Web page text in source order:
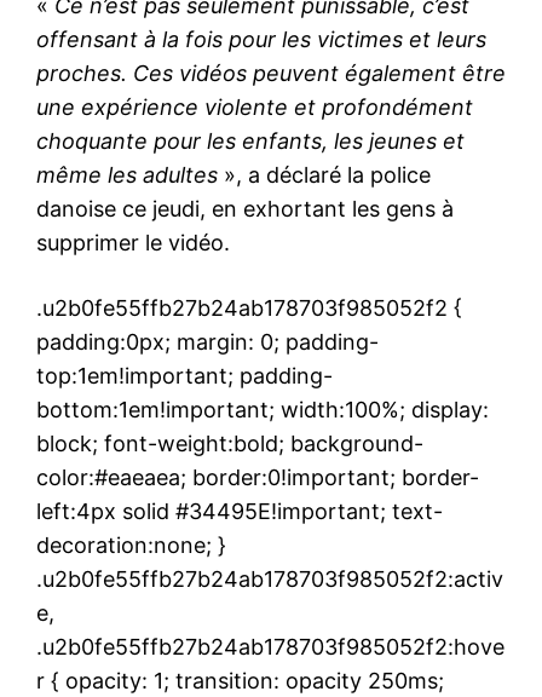
« Ce n’est pas seulement punissable, c’est
offensant à la fois pour les victimes et leurs
proches. Ces vidéos peuvent également être
une expérience violente et profondément
choquante pour les enfants, les jeunes et
même les adultes », a déclaré la police
danoise ce jeudi, en exhortant les gens à
supprimer le vidéo.
.u2b0fe55ffb27b24ab178703f985052f2 {
padding:0px; margin: 0; padding-
top:1em!important; padding-
bottom:1em!important; width:100%; display:
block; font-weight:bold; background-
color:#eaeaea; border:0!important; border-
left:4px solid #34495E!important; text-
decoration:none; }
.u2b0fe55ffb27b24ab178703f985052f2:activ
e,
.u2b0fe55ffb27b24ab178703f985052f2:hove
r { opacity: 1; transition: opacity 250ms;